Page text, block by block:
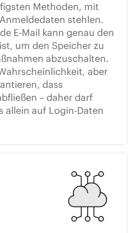
Methoden, mit
stehlen.
E-Mail kann genau den
um den Speicher zu
abzuschalten.
aber
dass
– daher darf
allein auf Login-Daten